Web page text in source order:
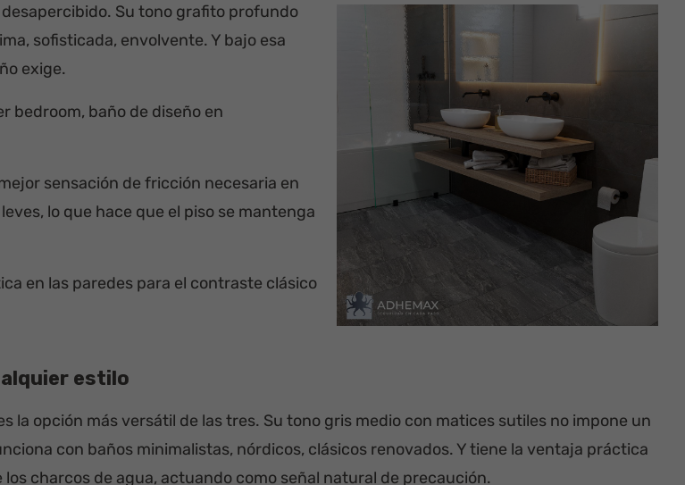
Su tono grafito profundo
sofisticada, envolvente. Y bajo esa
exige.
bedroom, baño de diseño en
sensación de fricción necesaria en
lo que hace que el piso se mantenga
en las paredes para el contraste clásico
estilo
la opción más versátil de las tres. Su tono gris medio con matices sutiles no impone un
con baños minimalistas, nórdicos, clásicos renovados. Y tiene la ventaja práctica
charcos de agua, actuando como señal natural de precaución.